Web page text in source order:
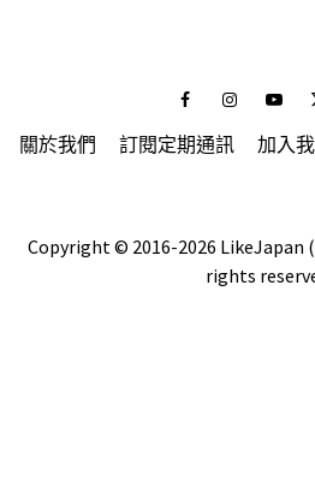
FacebookInstagram
關於我們 訂閱定期通訊 加入
Copyright © 2016-2026 LikeJapan
rights